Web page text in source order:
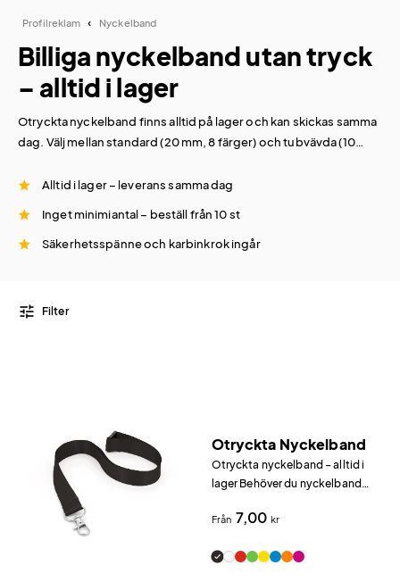
Profilreklam Nyckelband
Billiga nyckelband utan tryck
– alltid i lager
Otryckta nyckelband finns alltid på lager och kan skickas samma
dag. Välj mellan standard (20 mm, 8 färger) och tubvävda (10
Alla band levereras med säkerhetsspänne och karbinkrok.
Alltid i lager – leverans samma dag
Inget minimiantal – beställ från 10 st
Säkerhetsspänne och karbinkrok ingår
tune Filter
Otryckta Nyckelband
Otryckta nyckelband – alltid i
lager Behöver du nyckelband
Från 7,00 kr